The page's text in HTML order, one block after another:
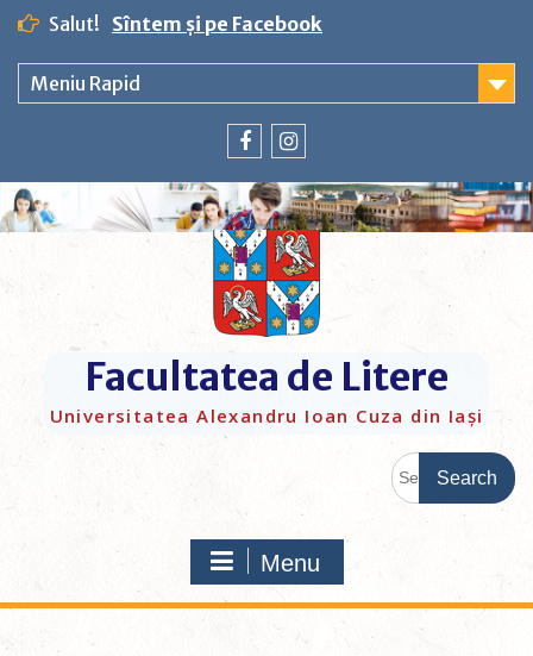
Salut! Sîntem și pe Facebook
Meniu Rapid
Facultatea de Litere
Universitatea Alexandru Ioan Cuza din Iași
Menu